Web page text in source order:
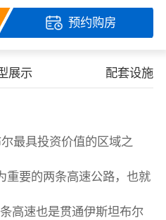
预约购房
展示 配套设施
最具投资价值的区域之
重要的两条高速公路，也就
高速也是贯通伊斯坦布尔